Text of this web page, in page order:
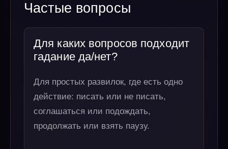
Частые вопросы
Для каких вопросов подходит
гадание да/нет?
Для простых развилок, где есть одно
действие: писать или не писать,
соглашаться или подождать,
продолжать или взять паузу.